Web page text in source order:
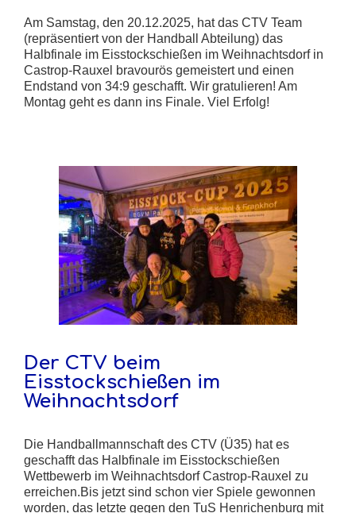
Am Samstag, den 20.12.2025, hat das CTV Team
(repräsentiert von der Handball Abteilung) das
Halbfinale im Eisstockschießen im Weihnachtsdorf in
Castrop-Rauxel bravourös gemeistert und einen
Endstand von 34:9 geschafft. Wir gratulieren! Am
Montag geht es dann ins Finale. Viel Erfolg!
Der CTV beim
Eisstockschießen im
Weihnachtsdorf
Die Handballmannschaft des CTV (Ü35) hat es
geschafft das Halbfinale im Eisstockschießen
Wettbewerb im Weihnachtsdorf Castrop-Rauxel zu
erreichen.Bis jetzt sind schon vier Spiele gewonnen
worden, das letzte gegen den TuS Henrichenburg mit